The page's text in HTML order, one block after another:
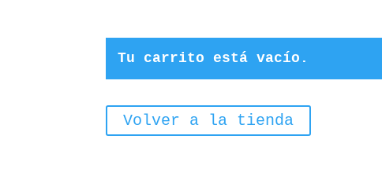
Tu carrito está vacío.
Volver a la tienda